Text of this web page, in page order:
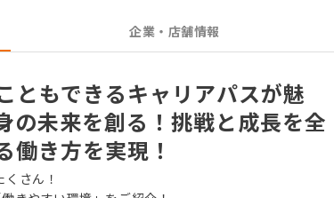
企業・店舗情報
ともできるキャリアパスが魅
の未来を創る！挑戦と成長を全
働き方を実現！
さん！